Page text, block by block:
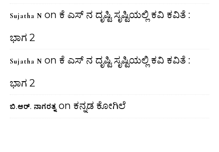
Sujatha N on ಕೆ ಎಸ್ ನ ದೃಷ್ಟಿ ಸೃಷ್ಟಿಯಲ್ಲಿ ಕವಿ ಕವಿತೆ :
ಭಾಗ 2
Sujatha N on ಕೆ ಎಸ್ ನ ದೃಷ್ಟಿ ಸೃಷ್ಟಿಯಲ್ಲಿ ಕವಿ ಕವಿತೆ :
ಭಾಗ 2
ಬಿ.ಆರ್. ನಾಗರತ್ನ on ಕನ್ನಡ ಕೋಗಿಲೆ